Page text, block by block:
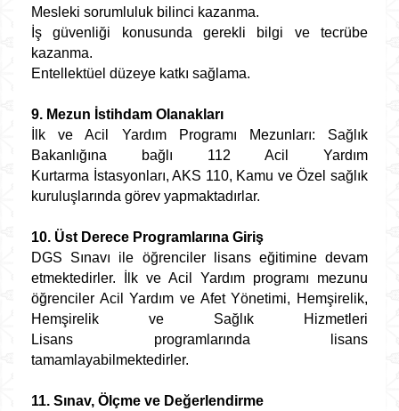
Mesleki sorumluluk bilinci kazanma.
İş güvenliği konusunda gerekli bilgi ve tecrübe
kazanma.
Entellektüel düzeye katkı sağlama.
9. Mezun İstihdam Olanakları
İlk ve Acil Yardım Programı Mezunları: Sağlık
Bakanlığına bağlı 112 Acil Yardım
Kurtarma İstasyonları, AKS 110, Kamu ve Özel sağlık
kuruluşlarında görev yapmaktadırlar.
10. Üst Derece Programlarına Giriş
DGS Sınavı ile öğrenciler lisans eğitimine devam
etmektedirler. İlk ve Acil Yardım programı mezunu
öğrenciler Acil Yardım ve Afet Yönetimi, Hemşirelik,
Hemşirelik ve Sağlık Hizmetleri
Lisans programlarında lisans
tamamlayabilmektedirler.
11. Sınav, Ölçme ve Değerlendirme